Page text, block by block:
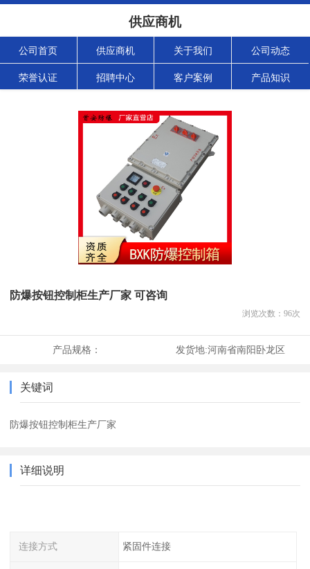
供应商机
公司首页 供应商机 关于我们 公司动态
荣誉认证 招聘中心 客户案例 产品知识
防爆按钮控制柜生产厂家 可咨询
浏览次数： 96次
产品规格： 发货地:河南省南阳卧龙区
关键词
防爆按钮控制柜生产厂家
详细说明
连接方式 紧固件连接